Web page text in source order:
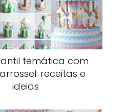
temática com
receitas e
ideias